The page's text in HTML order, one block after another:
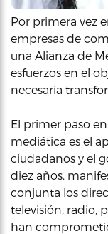
Por primera vez
empresas de
una Alianza de
esfuerzos en el
necesaria
El primer paso
mediática es el
ciudadanos y el
diez años,
conjunta los
televisión, radio,
han